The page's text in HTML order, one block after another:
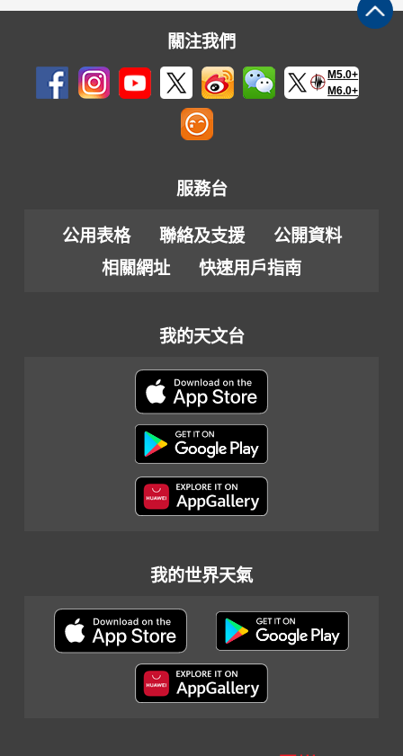
關注我們
M5.0+
M6.0+
服務台
公用表格 聯絡及支援
公開資料
相關網址
快速用戶指南
我的天文台
我的世界天氣